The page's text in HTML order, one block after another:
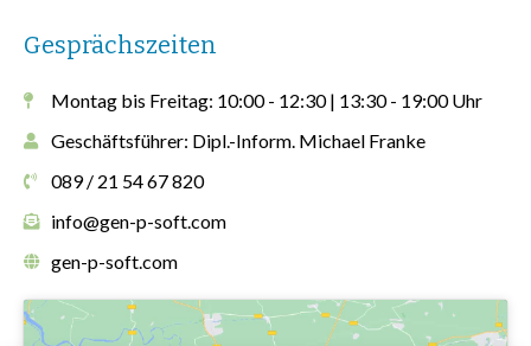
Gesprächszeiten
Montag bis Freitag: 10:00 - 12:30 | 13:30 - 19:00 Uhr
Geschäftsführer: Dipl.-Inform. Michael Franke
089 / 21 54 67 820
info@gen-p-soft.com
gen-p-soft.com